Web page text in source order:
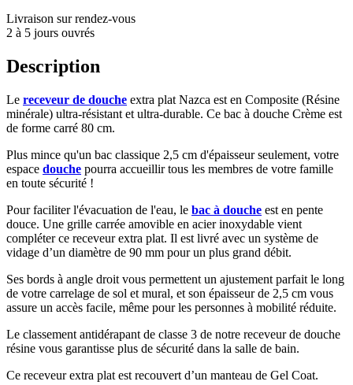
Livraison sur rendez-vous
2 à 5 jours ouvrés
Description
Le receveur de douche extra plat Nazca est en Composite (Résine
minérale) ultra-résistant et ultra-durable. Ce bac à douche Crème est
de forme carré 80 cm.
Plus mince qu'un bac classique 2,5 cm d'épaisseur seulement, votre
espace douche pourra accueillir tous les membres de votre famille
en toute sécurité !
Pour faciliter l'évacuation de l'eau, le bac à douche est en pente
douce. Une grille carrée amovible en acier inoxydable vient
compléter ce receveur extra plat. Il est livré avec un système de
vidage d’un diamètre de 90 mm pour un plus grand débit.
Ses bords à angle droit vous permettent un ajustement parfait le long
de votre carrelage de sol et mural, et son épaisseur de 2,5 cm vous
assure un accès facile, même pour les personnes à mobilité réduite.
Le classement antidérapant de classe 3 de notre receveur de douche
résine vous garantisse plus de sécurité dans la salle de bain.
Ce receveur extra plat est recouvert d’un manteau de Gel Coat.